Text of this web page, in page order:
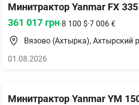
Минитрактор Yanmar FX
361 017 грн·8 100 $·7 006 €
Вязово (Ахтырка), Ахтырский
01.08.2026
Минитрактор Yanmar YM